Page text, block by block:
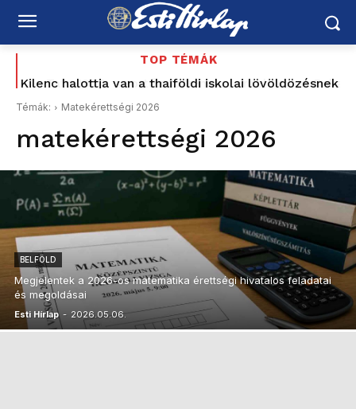
TOP TÉMÁK
Kilenc halottja van a thaiföldi iskolai lövöldözésnek
Tata 1956: a sortűz története, amely most Baka
Andrásig ért – korabeli MTV Híradó-felvétellel –
Schiffer elővette a Korbely-ügyet, a Mi Hazánk és
a...
Témák: Matekérettségi 2026
matekérettségi 2026
BELFÖLD
Megjelentek a 2026-os matematika érettségi hivatalos feladatai
és megoldásai
Esti Hírlap - 2026.05.06.